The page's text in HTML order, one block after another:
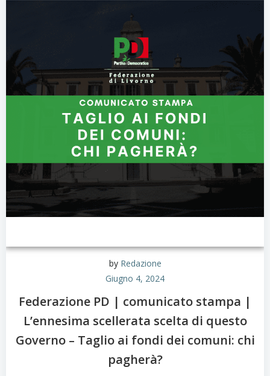
by Redazione
Giugno 4, 2024
Federazione PD | comunicato stampa |
L’ennesima scellerata scelta di questo
Governo – Taglio ai fondi dei comuni: chi
pagherà?